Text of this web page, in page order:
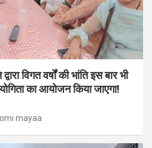
विगत वर्षों की भांति इस बार भी
का आयोजन किया जाएगा!
mayaa